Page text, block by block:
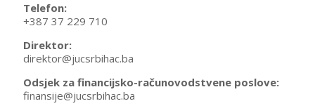
Telefon:
+387 37 229 710
Direktor:
direktor@jucsrbihac.ba
Odsjek za financijsko-računovodstvene poslove:
finansije@jucsrbihac.ba